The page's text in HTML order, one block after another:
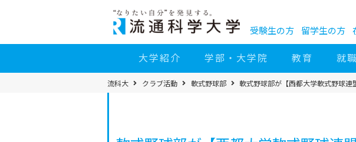
へ
受験生の方 留学生の方
大学紹介 学部・大学院 教育 就
パ
ン
流科大 クラブ活動 軟式野球部 軟式野球部が【西都大学軟式野球連